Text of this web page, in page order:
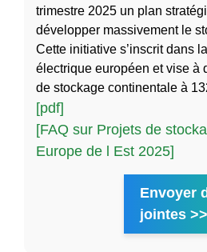
trimestre 2025 un plan
développer massivement le
Cette initiative s’inscrit dans
électrique européen et vise à
de stockage continentale à
[pdf]
[FAQ sur Projets de
Europe de l Est 2025]
Envoyer
jointes >>